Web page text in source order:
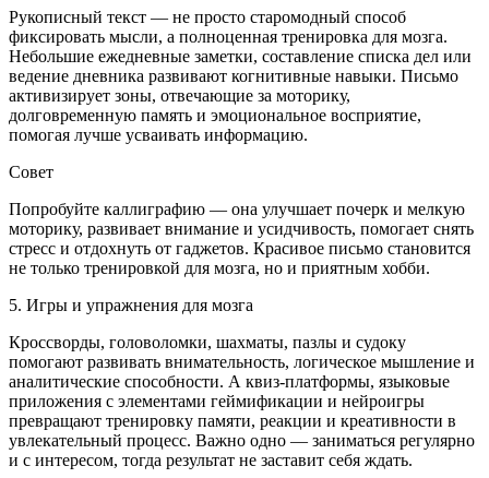
Рукописный текст — не просто старомодный способ
фиксировать мысли, а полноценная тренировка для мозга.
Небольшие ежедневные заметки, составление списка дел или
ведение дневника развивают когнитивные навыки. Письмо
активизирует зоны, отвечающие за моторику,
долговременную память и эмоциональное восприятие,
помогая лучше усваивать информацию.
Совет
Попробуйте каллиграфию — она улучшает почерк и мелкую
моторику, развивает внимание и усидчивость, помогает снять
стресс и отдохнуть от гаджетов. Красивое письмо становится
не только тренировкой для мозга, но и приятным хобби.
5. Игры и упражнения для мозга
Кроссворды, головоломки, шахматы, пазлы и судоку
помогают развивать внимательность, логическое мышление и
аналитические способности. А квиз-платформы, языковые
приложения с элементами геймификации и нейроигры
превращают тренировку памяти, реакции и креативности в
увлекательный процесс. Важно одно — заниматься регулярно
и с интересом, тогда результат не заставит себя ждать.